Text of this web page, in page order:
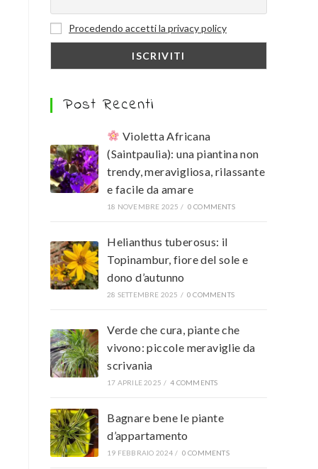
Procedendo accetti la privacy policy
Post Recenti
Violetta Africana
(Saintpaulia): una piantina non
trendy, meravigliosa, rilassante
e facile da amare
18 NOVEMBRE 2025 / 0 COMMENTS
Helianthus tuberosus: il
Topinambur, fiore del sole e
dono d’autunno
28 SETTEMBRE 2025 / 0 COMMENTS
Verde che cura, piante che
vivono: piccole meraviglie da
scrivania
17 APRILE 2025 / 4 COMMENTS
Bagnare bene le piante
d’appartamento
19 FEBBRAIO 2024 / 0 COMMENTS